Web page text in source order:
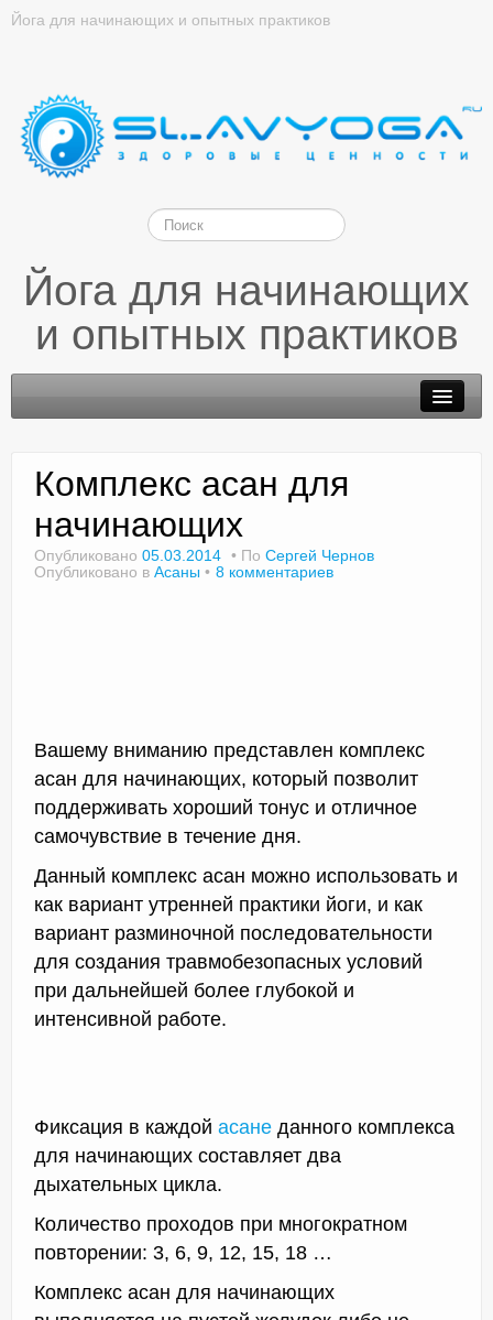
Йога для начинающих и опытных практиков
Йога для начинающих
и опытных практиков
Доктор Чернов
Триггерные точки
Контакты
Комплекс асан для
начинающих
Опубликовано 05.03.2014 По Сергей Чернов
Опубликовано в Асаны 8 комментариев
Вашему вниманию представлен комплекс
асан для начинающих, который позволит
поддерживать хороший тонус и отличное
самочувствие в течение дня.
Данный комплекс асан можно использовать и
как вариант утренней практики йоги, и как
вариант разминочной последовательности
для создания травмобезопасных условий
при дальнейшей более глубокой и
интенсивной работе.
Фиксация в каждой асане данного комплекса
для начинающих составляет два
дыхательных цикла.
Количество проходов при многократном
повторении: 3, 6, 9, 12, 15, 18 …
Комплекс асан для начинающих